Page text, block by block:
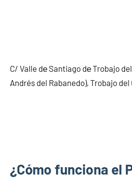
C/ Valle dе Santiago dе Trobajo
Andrés del Rabanedo), Trobajo del
¿Cómo funciona el